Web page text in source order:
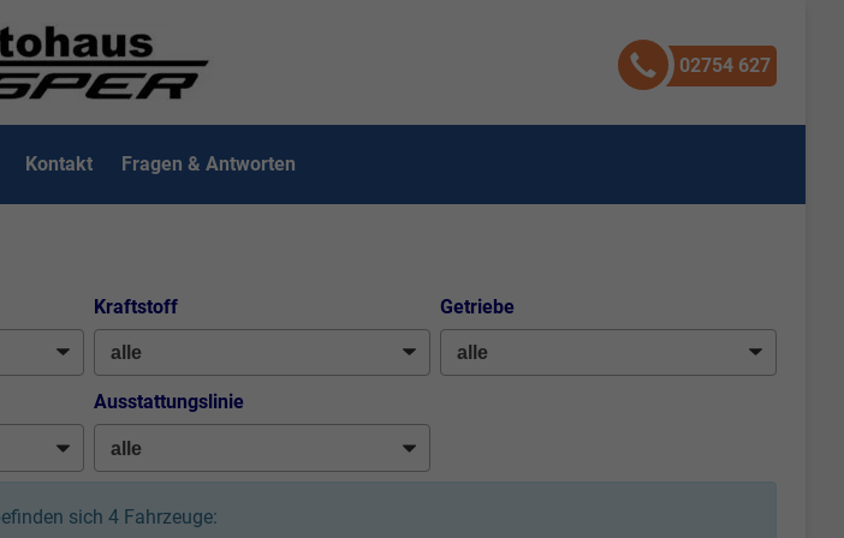
02754 627
Kontakt Fragen & Antworten
Kraftstoff Getriebe
Ausstattungslinie
sich 4Fahrzeuge: